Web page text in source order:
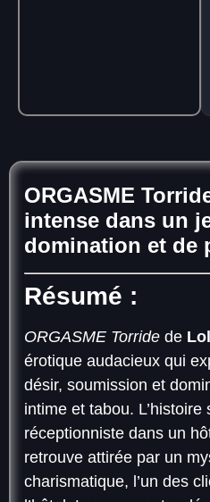
ORGASME
intense dans un
domination et de
Résumé :
ORGASME Torride de
érotique audacieux qui
désir, soumission et
intime et tabou. L’histoire
réceptionniste dans un
retrouve attirée par un
charismatique, l’un des